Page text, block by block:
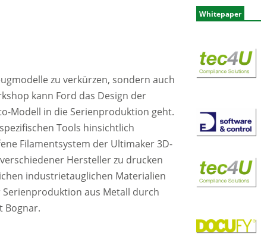
zu verkürzen, sondern auch
kann Ford das Design der
Modell in die Serienproduktion geht.
Tools hinsichtlich
Filamentsystem der Ultimaker 3D-
Hersteller zu drucken
industrietauglichen Materialien
aus Metall durch
Bognar.
Whitepaper